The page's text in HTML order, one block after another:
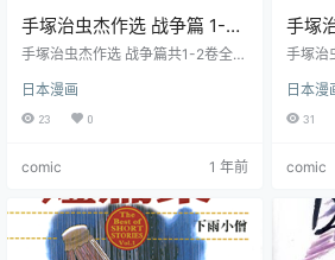
手塚治虫杰作选 战争篇 1-2
卷 手塚治虫 漫画百度网盘下
手塚治虫杰作选 战争篇共1-2卷全集
故事，展现了战争对人类社会和个
人命运的影响，以及其中的人性挣
日本漫画
23 0
comic 1 年前
手塚
地球
手塚治
说，围
该书生
现。
日本漫
31
comic